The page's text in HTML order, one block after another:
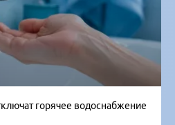
горячее водоснабжение